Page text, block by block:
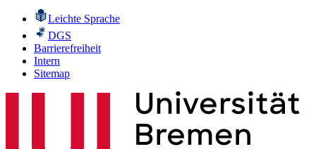
Leichte Sprache
DGS
Barrierefreiheit
Intern
Sitemap